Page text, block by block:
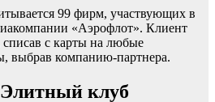
99 фирм, участвующих в
«Аэрофлот». Клиент
с карты на любые
выбрав компанию-партнера.
клуб